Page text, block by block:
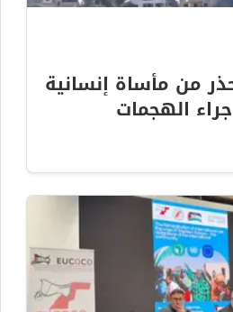
من مأساة إنسانية
الهجمات